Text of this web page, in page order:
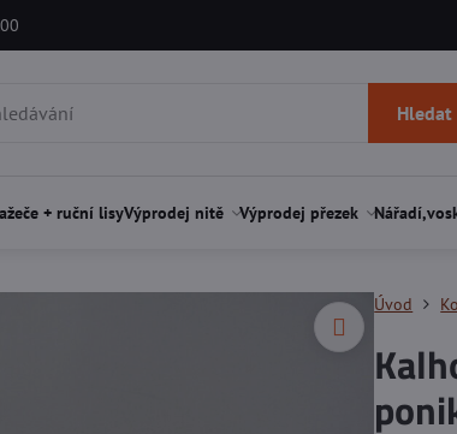
Hledat
+ ruční lisyVýprodej nitě Výprodej přezek
Úvod